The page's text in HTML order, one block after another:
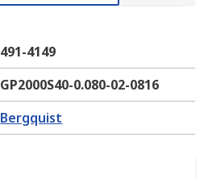
491-4149
GP2000S40-0.080-02-0816
Bergquist